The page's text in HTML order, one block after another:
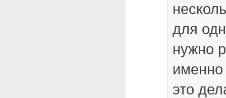
для
нужно
именно
это